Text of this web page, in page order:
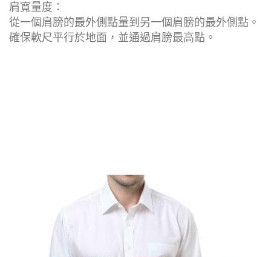
肩寬量度：
從一個肩膀的最外側點量到另一個肩膀的最外側點。
確保軟尺平行於地面，並通過肩膀最高點。